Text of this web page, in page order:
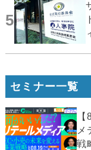
5
セミナー一覧
メ
戦